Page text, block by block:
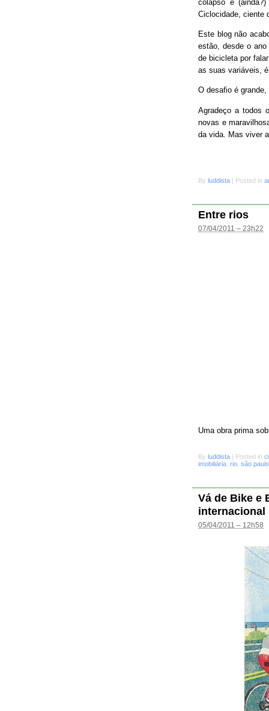
colapso e
Ciclocidade, ciente
Este blog não
estão, desde o ano
de bicicleta por
as suas variáveis,
O desafio é
Agradeço a todos
novas e
da vida. Mas viver
By luddista | Posted in
Entre rios
07/04/2011 – 23h22
Uma obra prima
By luddista | Posted in
imobiliária rio são paulo
Vá de Bike e
internacional
05/04/2011 – 12h58